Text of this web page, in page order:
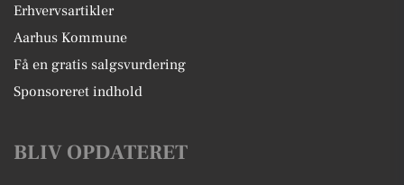
Erhvervsartikler
Aarhus Kommune
Få en gratis salgsvurdering
Sponsoreret indhold
BLIV OPDATERET